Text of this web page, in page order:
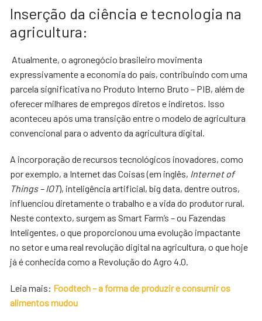
Inserção da ciência e tecnologia na
agricultura:
Atualmente, o agronegócio brasileiro movimenta
expressivamente a economia do país, contribuindo com uma
parcela significativa no Produto Interno Bruto – PIB, além de
oferecer milhares de empregos diretos e indiretos. Isso
aconteceu após uma transição entre o modelo de agricultura
convencional para o advento da agricultura digital.
A incorporação de recursos tecnológicos inovadores, como
por exemplo, a Internet das Coisas (em inglês, Internet of
Things – IOT), inteligência artificial, big data, dentre outros,
influenciou diretamente o trabalho e a vida do produtor rural.
Neste contexto, surgem as Smart Farm’s – ou Fazendas
Inteligentes, o que proporcionou uma evolução impactante
no setor e uma real revolução digital na agricultura, o que hoje
já é conhecida como a Revolução do Agro 4.0.
Leia mais: Foodtech – a forma de produzir e consumir os
alimentos mudou